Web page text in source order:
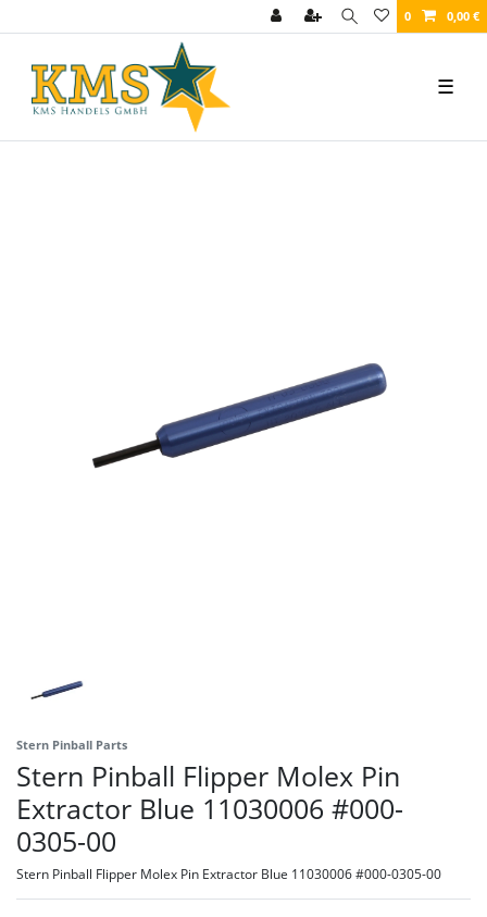
0 0,00 €
☰
Stern Pinball Parts
Stern Pinball Flipper Molex Pin
Extractor Blue 11030006 #000-
0305-00
Stern Pinball Flipper Molex Pin Extractor Blue 11030006 #000-0305-00